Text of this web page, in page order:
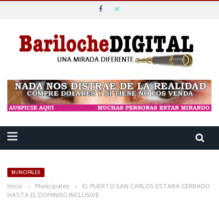
MUNICIPALES
Inicio › Municipales › EL PUERTO SAN CARLOS ESTARÁ CERRADO
HASTA EL DOMINGO INCLUSIVE